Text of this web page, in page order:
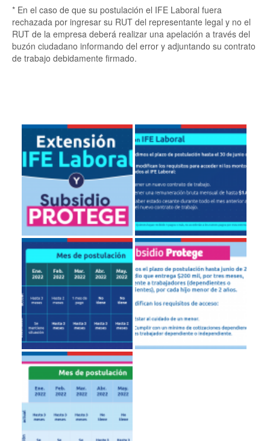
* En el caso de que su postulación el IFE Laboral fuera
rechazada por ingresar su RUT del representante legal y no el
RUT de la empresa deberá realizar una apelación a través del
buzón ciudadano informando del error y adjuntando su contrato
de trabajo debidamente firmado.